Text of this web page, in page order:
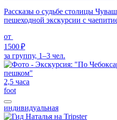
Рассказы о судьбе столицы
пешеходной экскурсии с
от
1500 ₽
за группу, 1–3 чел.
2,5 часа
foot
индивидуальная